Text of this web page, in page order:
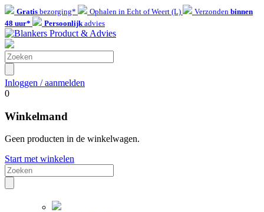
Gratis bezorging* Ophalen in Echt of Weert (L) Verzonden binnen
48 uur*
Persoonlijkadvies
Inloggen / aanmelden
0
Winkelmand
Geen producten in de winkelwagen.
Start met winkelen